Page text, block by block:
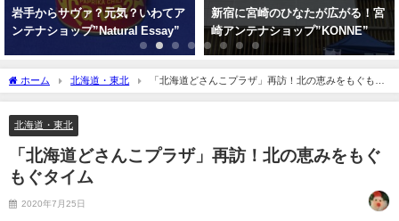
新宿に宮崎のひなたが広がる！宮
崎アンテナショップ”KONNE”
豊かな自然が育む長寿県・長野ア
ンテナショップ”銀座NAGANO”
ホーム 北海道・東北
「北海道どさんこプラザ」再訪！北の恵みをもぐもぐ
タイム
北海道・東北
「北海道どさんこプラザ」再訪！北の恵みをもぐ
もぐタイム
2020年7月25日